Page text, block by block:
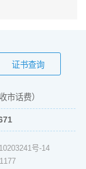
证书查询
市话费）
号-14